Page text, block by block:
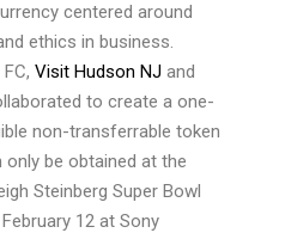
centered around
ethics in business.
Visit Hudson NJ and
to create a one-
non-transferrable token
only be obtained at the
Steinberg Super Bowl
12 at Sony